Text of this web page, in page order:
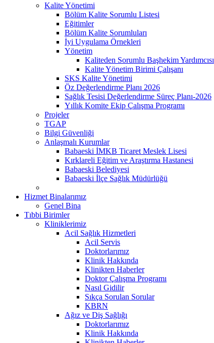
Kalite Yönetimi
Bölüm Kalite Sorumlu Listesi
Eğitimler
Bölüm Kalite Sorumluları
İyi Uygulama Örnekleri
Yönetim
Kaliteden Sorumlu Başhekim Yardımcısı
Kalite Yönetim Birimi Çalışanı
SKS Kalite Yönetimi
Öz Değerlendirme Planı 2026
Sağlık Tesisi Değerlendirme Süreç Planı-2026
Yıllık Komite Ekip Çalışma Programı
Projeler
TGAP
Bilgi Güvenliği
Anlaşmalı Kurumlar
Babaeski İMKB Ticaret Meslek Lisesi
Kırklareli Eğitim ve Araştırma Hastanesi
Babaeski Belediyesi
Babaeski İlçe Sağlık Müdürlüğü
Hizmet Binalarımız
Genel Bina
Tıbbi Birimler
Kliniklerimiz
Acil Sağlık Hizmetleri
Acil Servis
Doktorlarımız
Klinik Hakkında
Klinikten Haberler
Doktor Çalışma Programı
Nasıl Gidilir
Sıkça Sorulan Sorular
KBRN
Ağız ve Diş Sağlığı
Doktorlarımız
Klinik Hakkında